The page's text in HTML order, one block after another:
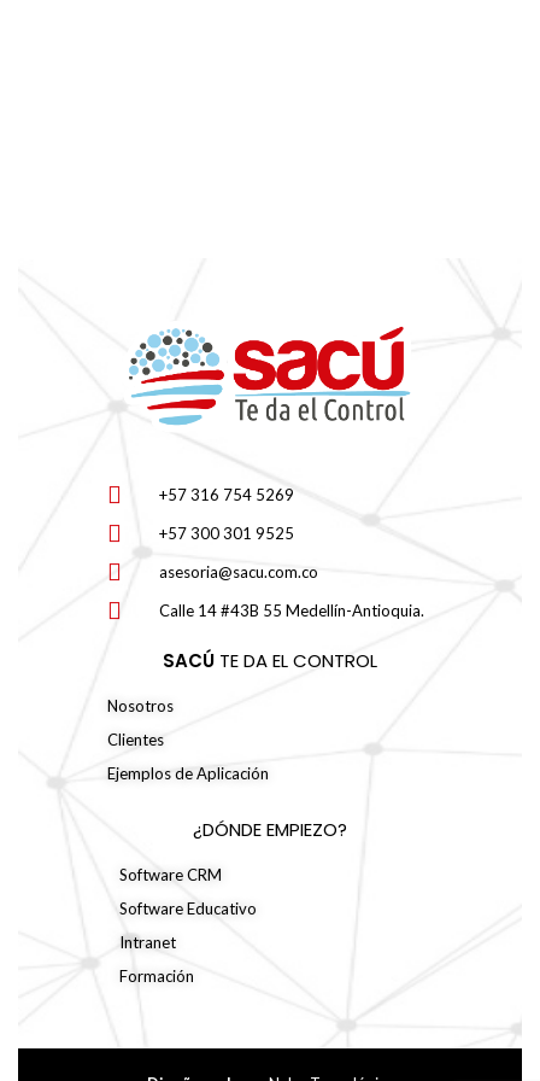
+57 316 754 5269
+57 300 301 9525
asesoria@sacu.com.co
Calle 14 #43B 55 Medellín-Antioquia.
SACÚ TE DA EL CONTROL
Nosotros
Clientes
Ejemplos de Aplicación
¿DÓNDE EMPIEZO?
Software CRM
Software Educativo
Intranet
Formación